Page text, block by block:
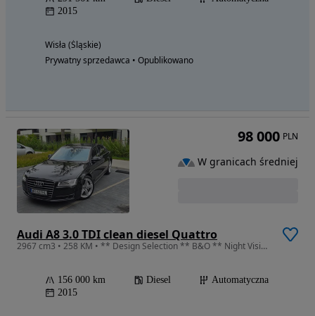
2015
Wisła (Śląskie)
Prywatny sprzedawca • Opublikowano
Audi A8 3.0 TDI clean diesel Quattro
2967 cm3 • 258 KM • ** Design Selection ** B&O ** Night Vision ** Solar ** Masaże **
156 000 km Diesel
Automatyczna
2015
98 000 PLN
W granicach średniej